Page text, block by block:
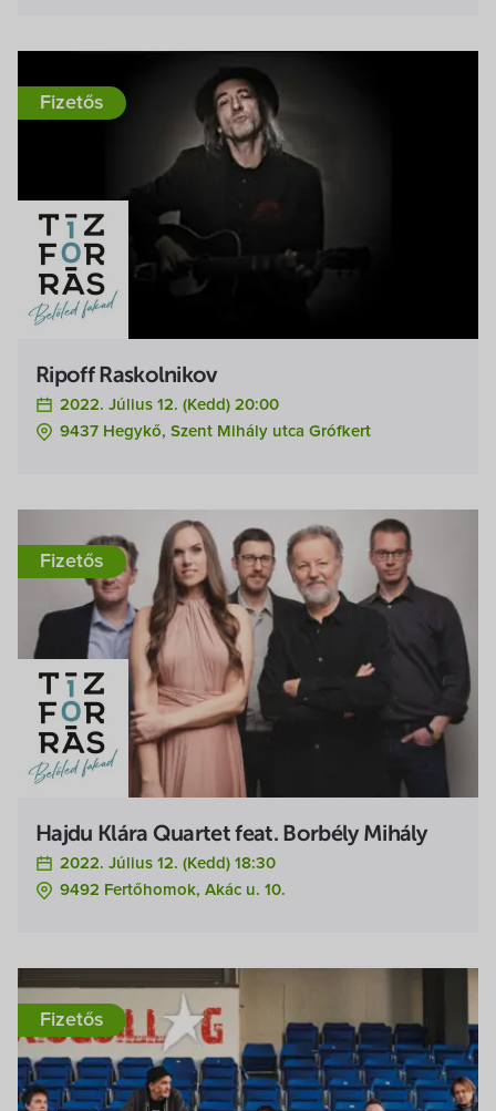
Fizetős
Ripoff Raskolnikov
2022. Július 12. (kedd) 20:00
9437 Hegykő, Szent Mihály utca Grófkert
Fizetős
Hajdu Klára Quartet feat. Borbély Mihály
2022. Július 12. (kedd) 18:30
9492 Fertőhomok, Akác u. 10.
Fizetős